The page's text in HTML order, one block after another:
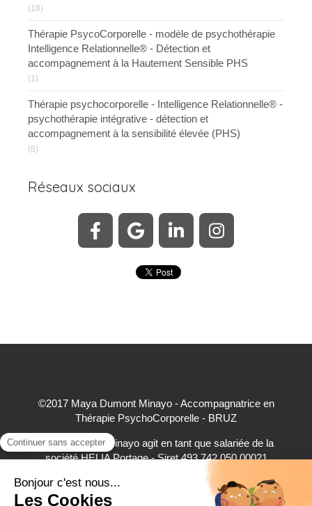
(18)
Thérapie PsycoCorporelle - modèle de psychothérapie
Intelligence Relationnelle® - Détection et
accompagnement à la Hautement Sensible PHS
(1)
Thérapie psychocorporelle - Intelligence Relationnelle® -
psychothérapie intégrative - détection et
accompagnement à la sensibilité élevée (PHS)
(8)
Réseaux sociaux
©2017 Maya Dumont Minayo - Accompagnatrice en
Thérapie PsychoCorporelle - BRUZ
Maya Dumont Minayo agit en tant que salariée de la
société HELIA Portage - Siret 493 742 050 00021
accepte à ce titre les règlements par carte bancaire,
virement bancaire et espèces